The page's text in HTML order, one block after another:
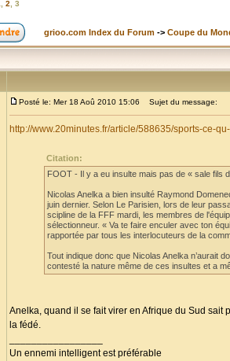
2 3
grioo.com Index du Forum -> Coupe du
Posté le: Mer 18 Aoû 2010 15:06 Sujet du message:
http://www.20minutes.fr/article/588635/sports-ce-
Citation:
FOOT - Il y a eu insulte mais pas de « sale fils
Nicolas Anelka a bien insulté Raymond
juin dernier. Selon Le Parisien, lors de leur
scipline de la FFF mardi, les membres de
sélectionneur. « Va te faire enculer avec ton
rapportée par tous les interlocuteurs de la
Tout indique donc que Nicolas Anelka n’aurait
contesté la nature même de ces insultes et a
Anelka, quand il se fait virer en Afrique du Sud
la fédé.
Un ennemi intelligent est préférable